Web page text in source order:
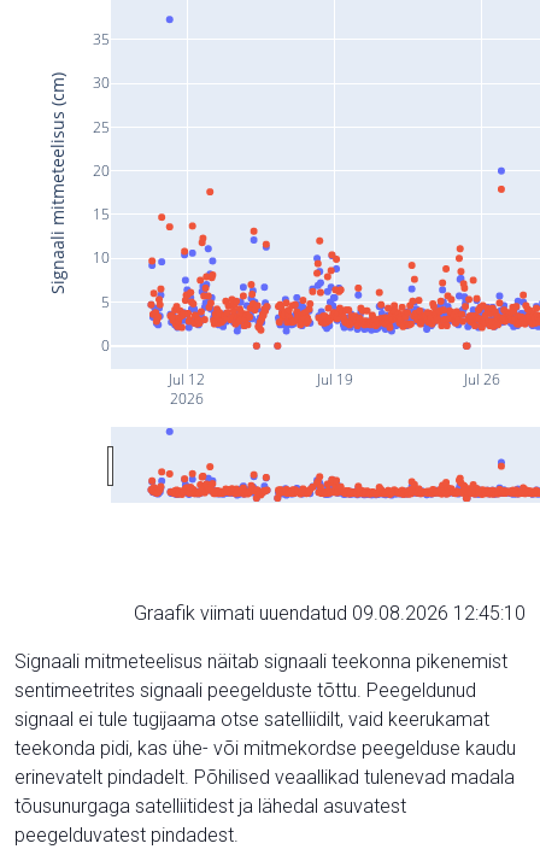
Jul 12
2026
Jul 19 Jul 26
0
5
10
15
20
25
30
35
Signaali mitmeteelisus (cm)
Graafik viimati uuendatud 09.08.2026 12:45:10
Signaali mitmeteelisus näitab signaali teekonna pikenemist
sentimeetrites signaali peegelduste tõttu. Peegeldunud
signaal ei tule tugijaama otse satelliidilt, vaid keerukamat
teekonda pidi, kas ühe- või mitmekordse peegelduse kaudu
erinevatelt pindadelt. Põhilised veaallikad tulenevad madala
tõusunurgaga satelliitidest ja lähedal asuvatest
peegelduvatest pindadest.